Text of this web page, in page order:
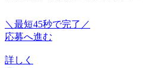
＼最短45秒で完了／
応募へ進む
詳しく